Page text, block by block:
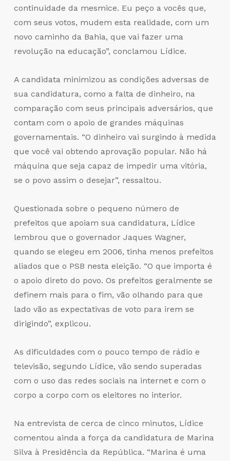
continuidade da mesmice. Eu peço a vocês que,
com seus votos, mudem esta realidade, com um
novo caminho da Bahia, que vai fazer uma
revolução na educação”, conclamou Lídice.
A candidata minimizou as condições adversas de
sua candidatura, como a falta de dinheiro, na
comparação com seus principais adversários, que
contam com o apoio de grandes máquinas
governamentais. “O dinheiro vai surgindo à medida
que você vai obtendo aprovação popular. Não há
máquina que seja capaz de impedir uma vitória,
se o povo assim o desejar”, ressaltou.
Questionada sobre o pequeno número de
prefeitos que apoiam sua candidatura, Lídice
lembrou que o governador Jaques Wagner,
quando se elegeu em 2006, tinha menos prefeitos
aliados que o PSB nesta eleição. “O que importa é
o apoio direto do povo. Os prefeitos geralmente se
definem mais para o fim, vão olhando para que
lado vão as expectativas de voto para irem se
dirigindo”, explicou.
As dificuldades com o pouco tempo de rádio e
televisão, segundo Lídice, vão sendo superadas
com o uso das redes sociais na internet e com o
corpo a corpo com os eleitores no interior.
Na entrevista de cerca de cinco minutos, Lídice
comentou ainda a força da candidatura de Marina
Silva à Presidência da República. “Marina é uma